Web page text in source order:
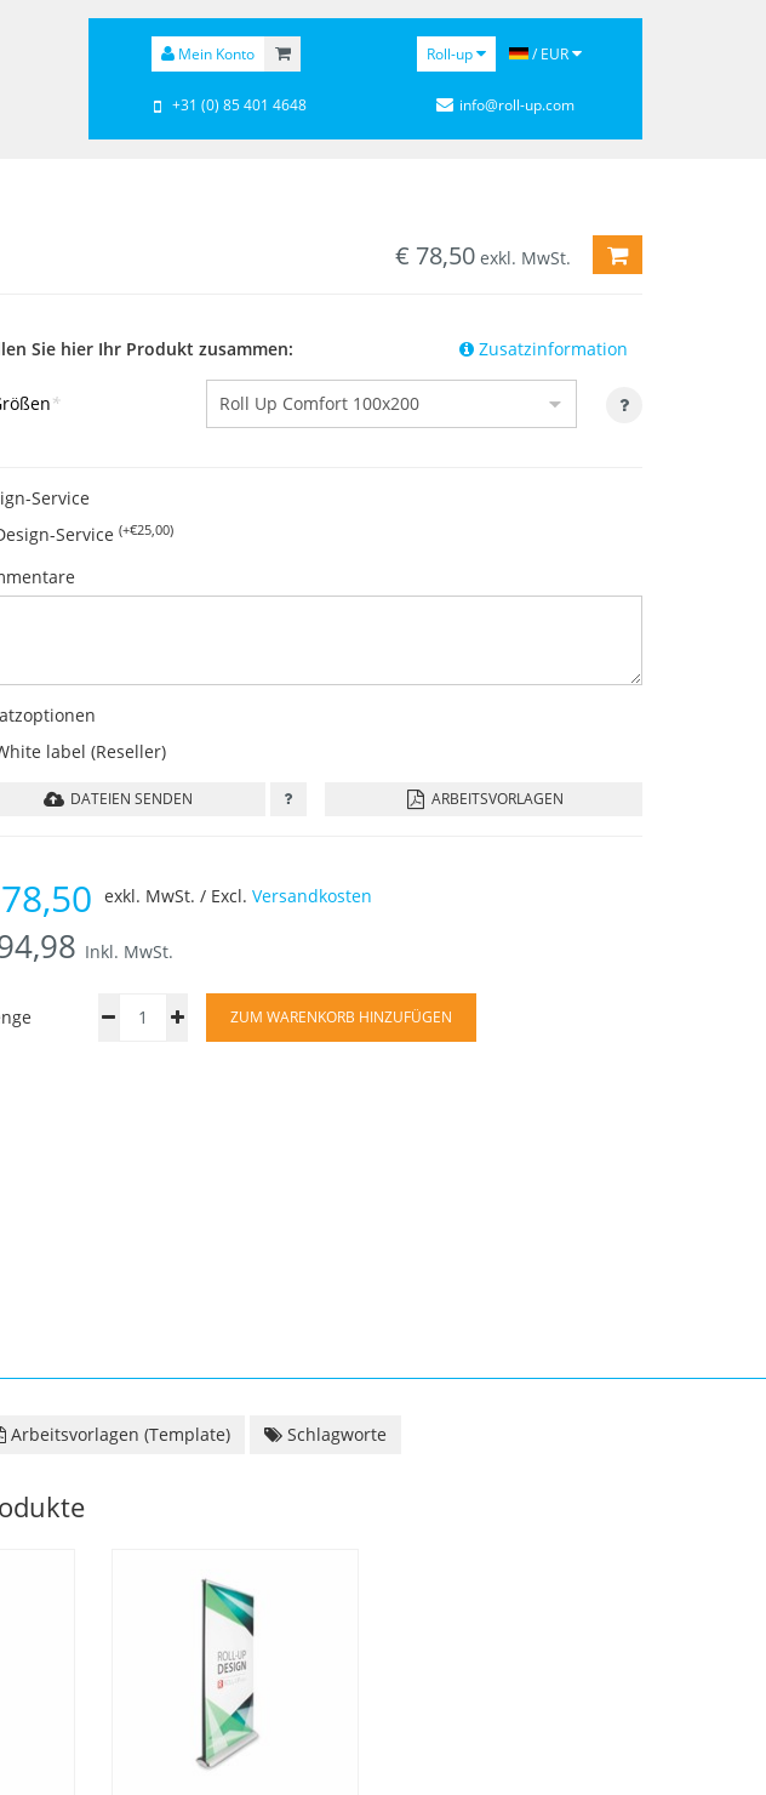
Mein Konto Roll-up / EUR
+31 (0) 85 401 4648 info@roll-up.com
€ 78,50 exkl. MwSt. ZUM
Zusatzinformation
Sie hier Ihr Produkt zusammen:
*
Service
Service (+€25,00)
label (Reseller)
DATEIEN SENDEN ARBEITSVORLAGEN
78,50
Inkl. MwSt.
exkl. MwSt. / Excl. Versandkosten
ZUM WARENKORB HINZUFÜGEN
Arbeitsvorlagen (Template) Schlagworte